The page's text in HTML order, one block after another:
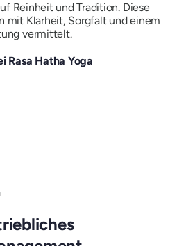
Reinheit und Tradition. Diese
mit Klarheit, Sorgfalt und einem
vermittelt.
Rasa Hatha Yoga